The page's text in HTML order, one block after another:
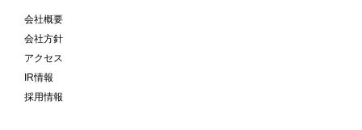
会社概要
会社方針
アクセス
IR情報
採用情報